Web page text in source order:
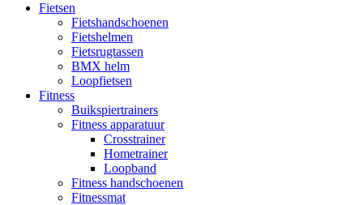
Fietsen
Fietshandschoenen
Fietshelmen
Fietsrugtassen
BMX helm
Loopfietsen
Fitness
Buikspiertrainers
Fitness apparatuur
Crosstrainer
Hometrainer
Loopband
Fitness handschoenen
Fitnessmat